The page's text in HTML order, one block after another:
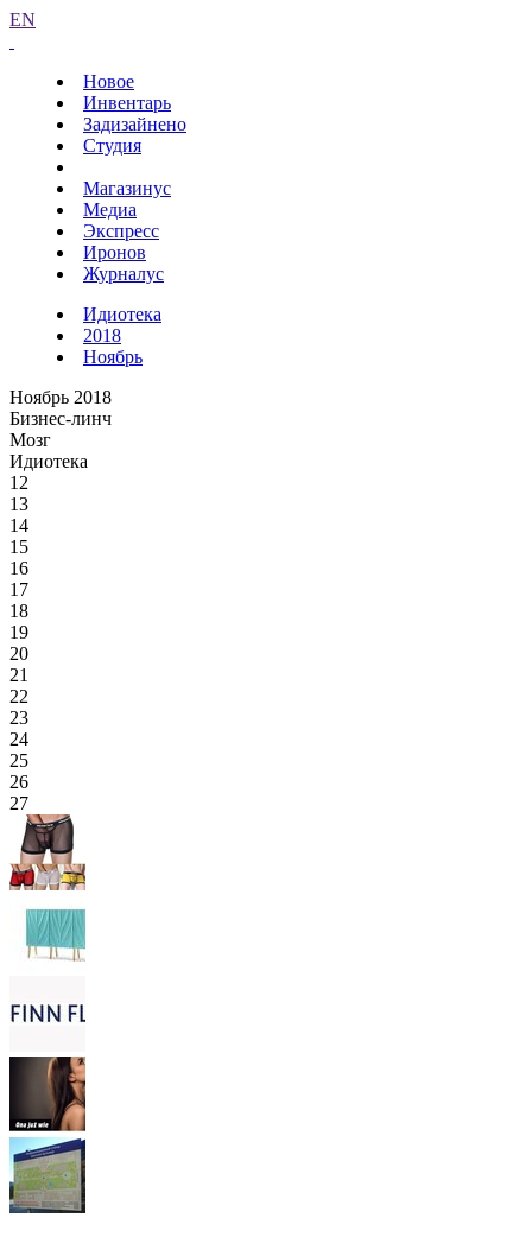
EN
Новое
Инвентарь
Задизайнено
Студия
Магазинус
Медиа
Экспресс
Иронов
Журналус
Идиотека
2018
Ноябрь
Ноябрь 2018
Бизнес-линч
Мозг
Идиотека
12
13
14
15
16
17
18
19
20
21
22
23
24
25
26
27